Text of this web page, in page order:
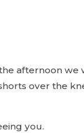
afternoon
over the
you.